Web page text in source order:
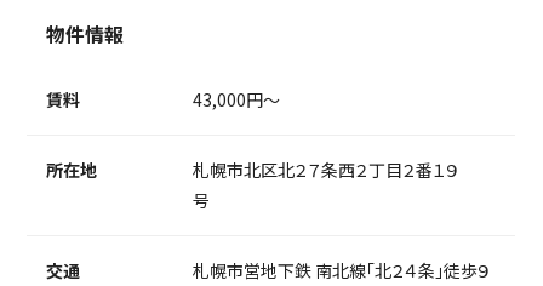
物件情報
賃料 43,000円～
所在地
札幌市北区北２７条西２丁目２番１９
号
交通
札幌市営地下鉄 南北線「北２４条」徒歩９